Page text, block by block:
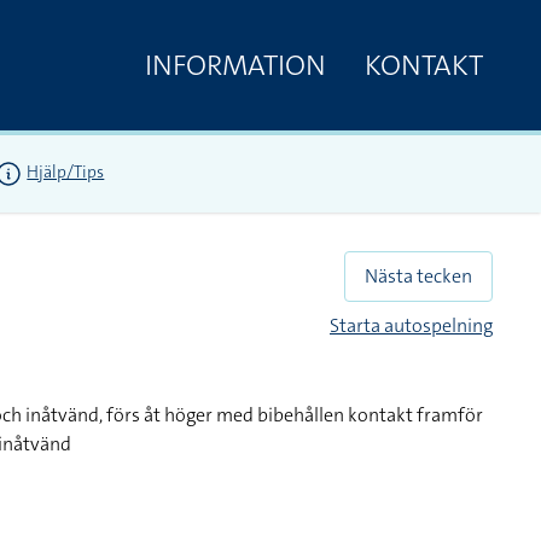
INFORMATION KONTAKT
Hjälp/Tips
Nästa tecken
Starta autospelning
inåtvänd, förs åt höger med bibehållen kontakt framför